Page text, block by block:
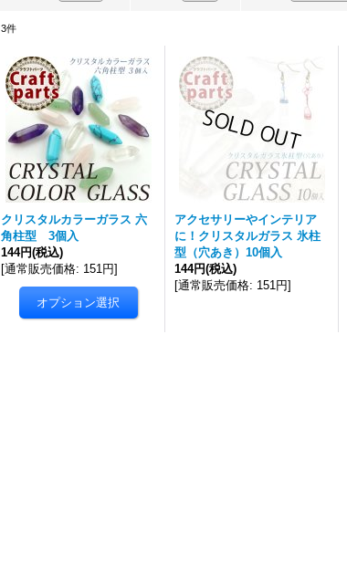
3件
クリスタルカラーガラス 六
角柱型 3個入
144円(税込)
[通常販売価格: 151円]
アクセサリーやインテリア
に！クリスタルガラス 氷柱
型（穴あき）10個入
144円(税込)
[通常販売価格: 151円]